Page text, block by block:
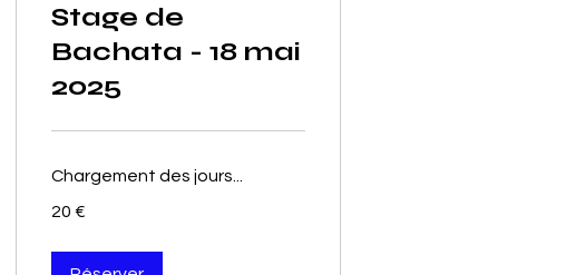
Stage de
Bachata - 18 mai
2025
Chargement des jours...
euros
20 €